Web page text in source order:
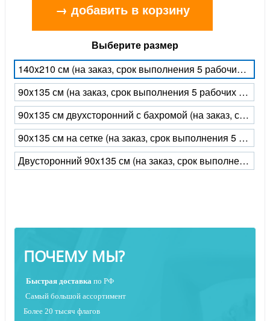
→ добавить в корзину
Выберите размер
140x210 см (на заказ, срок выполнения 5 рабочих дней)
90x135 см (на заказ, срок выполнения 5 рабочих дней)
90х135 см двухсторонний с бахромой (на заказ, срок выполнения 5 рабочих дней)
90х135 см на сетке (на заказ, срок выполнения 5 рабочих дней)
Двусторонний 90x135 см (на заказ, срок выполнения 5 рабочих дней)
ПОЧЕМУ МЫ?
Быстрая доставка по РФ
Самый большой ассортимент
Более 20 тысяч флагов